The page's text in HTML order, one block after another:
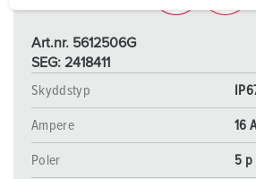
Art.nr. 5612506G
SEG: 2418411
Skyddstyp
Ampere 16
Poler 5 p